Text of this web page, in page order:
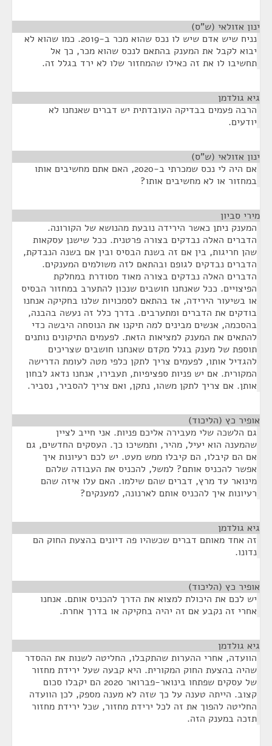
ינון אזולאי (ש"ס)
נניח שיש אדם שיש לו נכס שהוא מכר ב-2019. כמו שהוא לא
יבוא לקבל את המענק בהתאם לנכס שהוא מכר, כך אל
תחשיבו לו את זה כאילו שהמחזור שלו לא ירד בגלל זה.
גיא גולדמן
הרבה פעמים בבדיקה העובדתית יש דברים שאנחנו לא
יודעים.
ינון אזולאי (ש"ס)
אם היה לי נכס שמכרתי ב-2020, האם אתם מחשיבים אותו
במחזור או לא מחשיבים אותו?
מירי סביון
המענק ניתן כאשר הירידה נובעת מהנושא של הקורונה.
הדברים האלה נבדקים בצורה פרטנית. ככל שישנן עסקאות
שהן חריגות, בין אם זה בשנת הבסיס ובין אם בשנה הנבדקת,
הדברים נבדקים לגופם ובהתאם לזה משולמים המענקים.
הדברים האלה נבדקים בצורה מאוד מסודרת במחלקת
הפיצויים. ככל שאנחנו חושבים שנכון להתערב במחזור הבסיס
או בשיעור הירידה, אז בהתאם לסמכויות שלנו בחקיקה אנחנו
בודקים את הדברים ומתערבים. בדרך כלל זה נעשה בהבנה,
בהסכמה, אנשים מבינים למה תיקנו את הנוסחה היבשה כדי
להתאים את המענק למציאות הזאת. לפעמים התיקונים נותנים
תוספת של מענק בגלל מקדם שאנחנו חושבים שצריכים
להגדיל אותו, לפעמים צריך לתקן כלפי מטה לעומת הדרישה
המקורית. אם יש פניות ספציפיות, תעבירו, אנחנו נדאג לבחון
אותן. אם צריך לתקן משהו, נתקן, ואם צריך להסביר, נסביר.
אופיר כץ (הליכוד)
גם הלשכה שלי מעבירה אליכם פניות. אני חייב לציין
שהמענה הוא יעיל, מהיר, ותמשיכו כך. העסקים החדשים, גם
אם הם קיבלו, הם קיבלו ממש מעט. יש לכם רעיונות איך
אפשר להכניס אותם? למשל, להכניס את העבודה שלהם
מינואר עד מרץ, דברים שהם שילמו. האם עלו איזה שהם
רעיונות איך להכניס אותם לארנונה, למענקים?
גיא גולדמן
זה אחד מאותם דברים שכשהיו פה דיונים בהצעת החוק הם
נדונו.
אופיר כץ (הליכוד)
יש לכם את היכולת למצוא את הדרך להכניס אותם. אנחנו
אחרי זה נקבע אם זה יהיה בחקיקה או בדרך אחרת.
גיא גולדמן
הוועדה, אחרי ההערות שהתקבלו, החליטה לשנות את ההסדר
שהיה בהצעת החוק המקורית. היא קבעה שעל ירידת מחזור
של עסקים שפתחו בינואר-פברואר 2020 הם יקבלו סכום
קצוב. הייתה טענה על כך שזה לא מענה מספק, לכן הוועדה
החליטה להפוך את זה לכל ירידת מחזור, שכל ירידת מחזור
תזכה במענק הזה.